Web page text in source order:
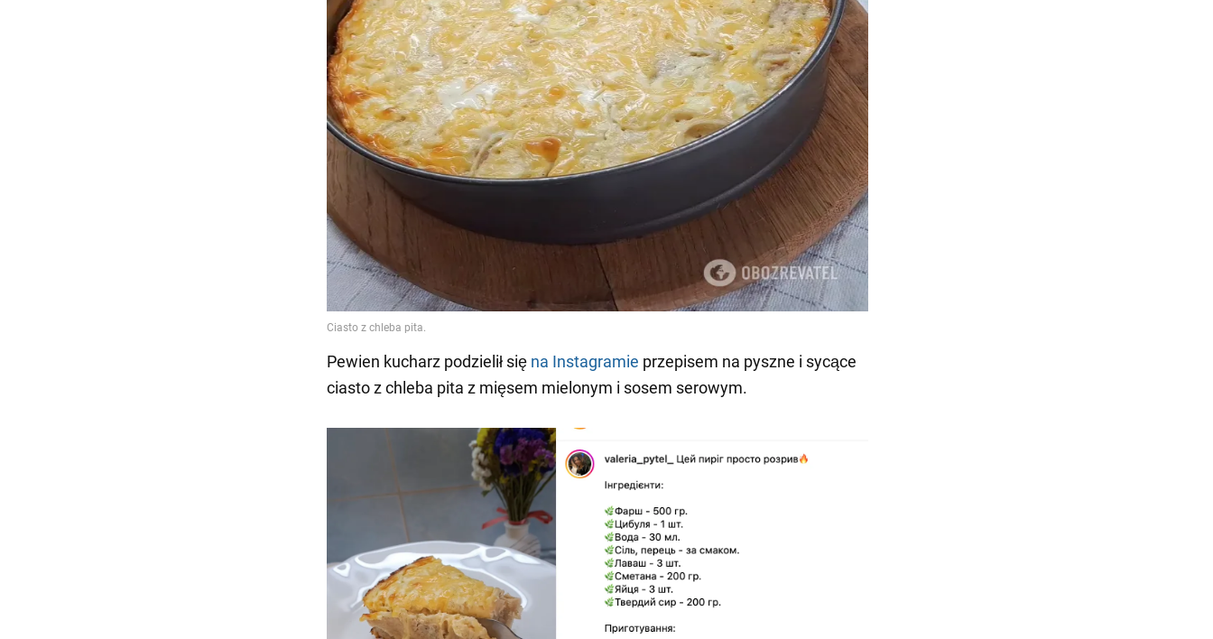
Pewien kucharz podzielił się na Instagramie przepisem na pyszne i sycące
ciasto z chleba pita z mięsem mielonym i sosem serowym.